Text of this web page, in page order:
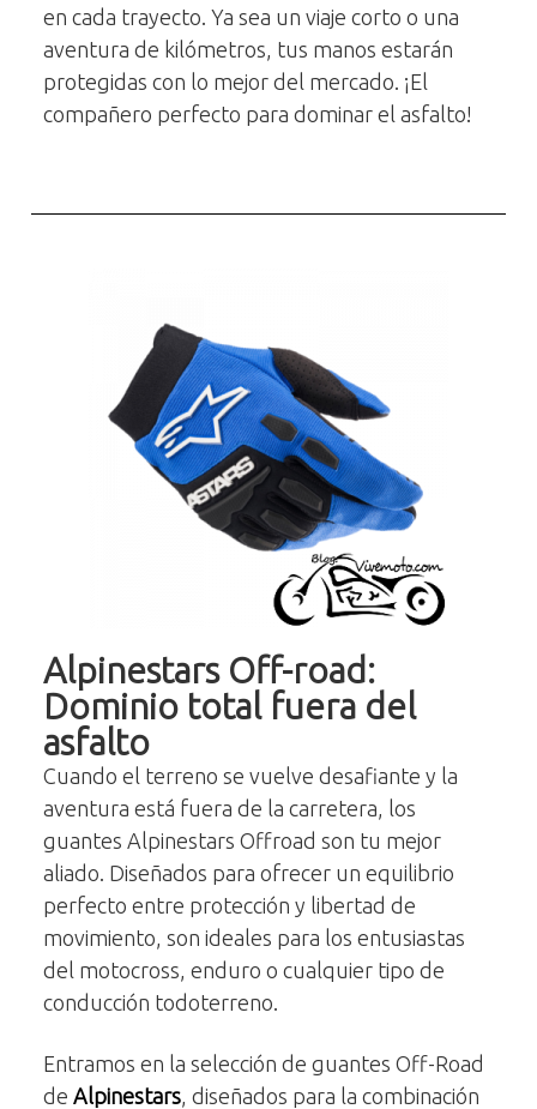
en cada trayecto. Ya sea un viaje corto o una
aventura de kilómetros, tus manos estarán
protegidas con lo mejor del mercado. ¡El
compañero perfecto para dominar el asfalto!
Alpinestars Off-road:
Dominio total fuera del
asfalto
Cuando el terreno se vuelve desafiante y la
aventura está fuera de la carretera, los
guantes Alpinestars Offroad son tu mejor
aliado. Diseñados para ofrecer un equilibrio
perfecto entre protección y libertad de
movimiento, son ideales para los entusiastas
del motocross, enduro o cualquier tipo de
conducción todoterreno.
Entramos en la selección de guantes Off-Road
de Alpinestars, diseñados para la combinación